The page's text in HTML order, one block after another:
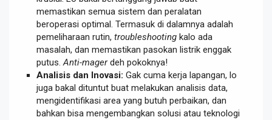
memastikan semua sistem dan peralatan
beroperasi optimal. Termasuk di dalamnya adalah
pemeliharaan rutin, troubleshooting kalo ada
masalah, dan memastikan pasokan listrik enggak
putus.Anti-magerdeh pokoknya!
Analisis dan Inovasi: Gak cuma kerja lapangan, lo
juga bakal dituntut buat melakukan analisis data,
mengidentifikasi area yang butuh perbaikan, dan
bahkan bisa mengembangkan solusi atau teknologi